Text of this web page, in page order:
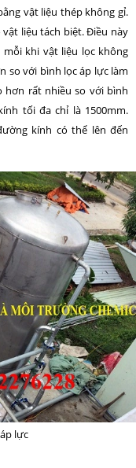
vật liệu thép không gỉ.
liệu tách biệt. Điều này
khi vật liệu lọc không
so với bình lọc áp lực làm
hơn rất nhiều so với bình
tối đa chỉ là 1500mm.
kính có thể lên đến
lực